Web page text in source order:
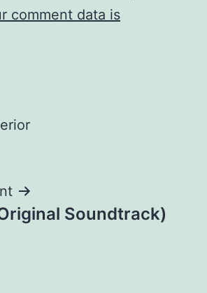
comment data is
Soundtrack)